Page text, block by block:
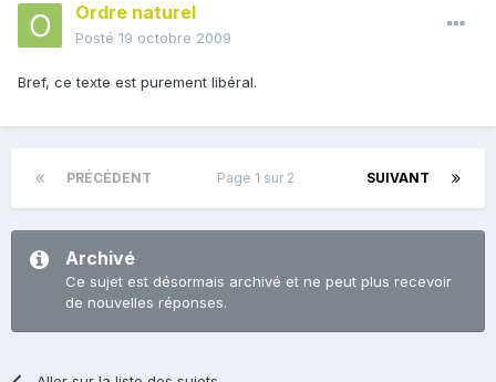
Ordre naturel
Posté 19 octobre 2009
Bref, ce texte est purement libéral.
PRÉCÉDENT SUIVANT
Page 1 sur 2
Archivé
Ce sujet est désormais archivé et ne peut plus recevoir
de nouvelles réponses.